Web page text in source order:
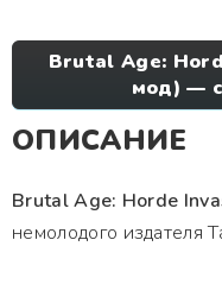
Brutal Age:
мод) —
ОПИСАНИЕ
Brutal Age: Horde
немолодого издателя